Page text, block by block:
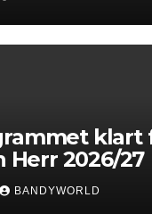
klart
Herr 2026/27
BANDYWORLD